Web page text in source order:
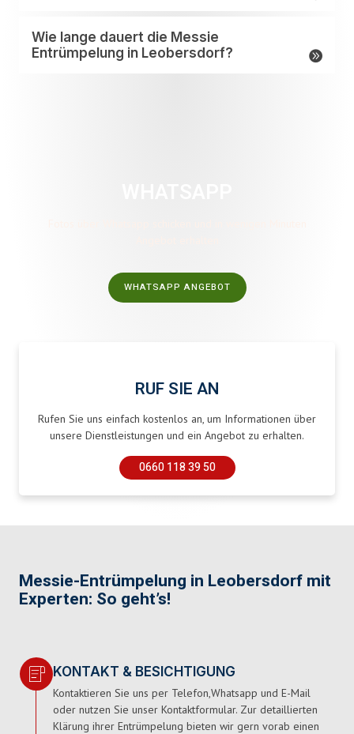
WHATSAPP ANGEBOT
RUF SIE AN
Rufen Sie uns einfach kostenlos an, um Informationen über
unsere Dienstleistungen und ein Angebot zu erhalten.
0660 118 39 50
Wie lange dauert die Messie
Entrümpelung in Leobersdorf?
Messie-Entrümpelung in Leobersdorf mit
Experten: So geht’s!
KONTAKT & BESICHTIGUNG
Kontaktieren Sie uns per Telefon,Whatsapp und E-Mail
oder nutzen Sie unser Kontaktformular. Zur detaillierten
Klärung ihrer Entrümpelung bieten wir gern vorab einen